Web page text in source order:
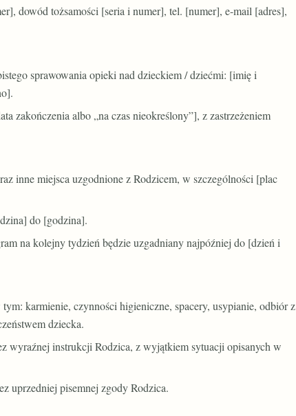
dowód tożsamości [seria i numer], tel. [numer], e-mail [adres],
sprawowania opieki nad dzieckiem / dziećmi: [imię i
zakończenia albo „na czas nieokreślony”], z zastrzeżeniem
inne miejsca uzgodnione z Rodzicem, w szczególności [plac
do [godzina].
na kolejny tydzień będzie uzgadniany najpóźniej do [dzień i
karmienie, czynności higieniczne, spacery, usypianie, odbiór z
dziecka.
wyraźnej instrukcji Rodzica, z wyjątkiem sytuacji opisanych w
uprzedniej pisemnej zgody Rodzica.